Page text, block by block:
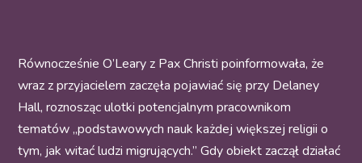
Równocześnie O’Leary z Pax Christi poinformowała, że
wraz z przyjacielem zaczęła pojawiać się przy Delaney
Hall, roznosząc ulotki potencjalnym pracownikom
tematów „podstawowych nauk każdej większej religii o
tym, jak witać ludzi migrujących.” Gdy obiekt zaczął działać